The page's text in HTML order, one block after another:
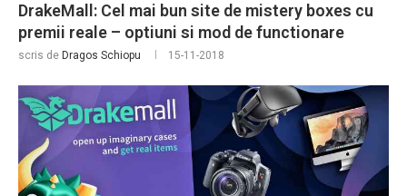
DrakeMall: Cel mai bun site de mistery boxes cu
premii reale – optiuni si mod de functionare
scris de Dragos Schiopu 15-11-2018